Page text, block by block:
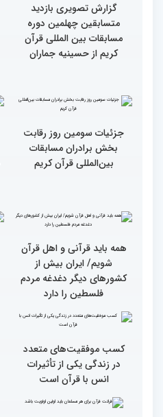
گزارش تصویری دومین روز
رقابت بخش بانوان چهلمین
گزارش تصویری بازدید
متسابقین چهلمین دوره
جزئیات سومین روز رقابت
بخش برادران مسابقات
بین‌المللی قرآن کریم
همه باید قرآنی و اهل قرآن
شویم/ ایران بیش از